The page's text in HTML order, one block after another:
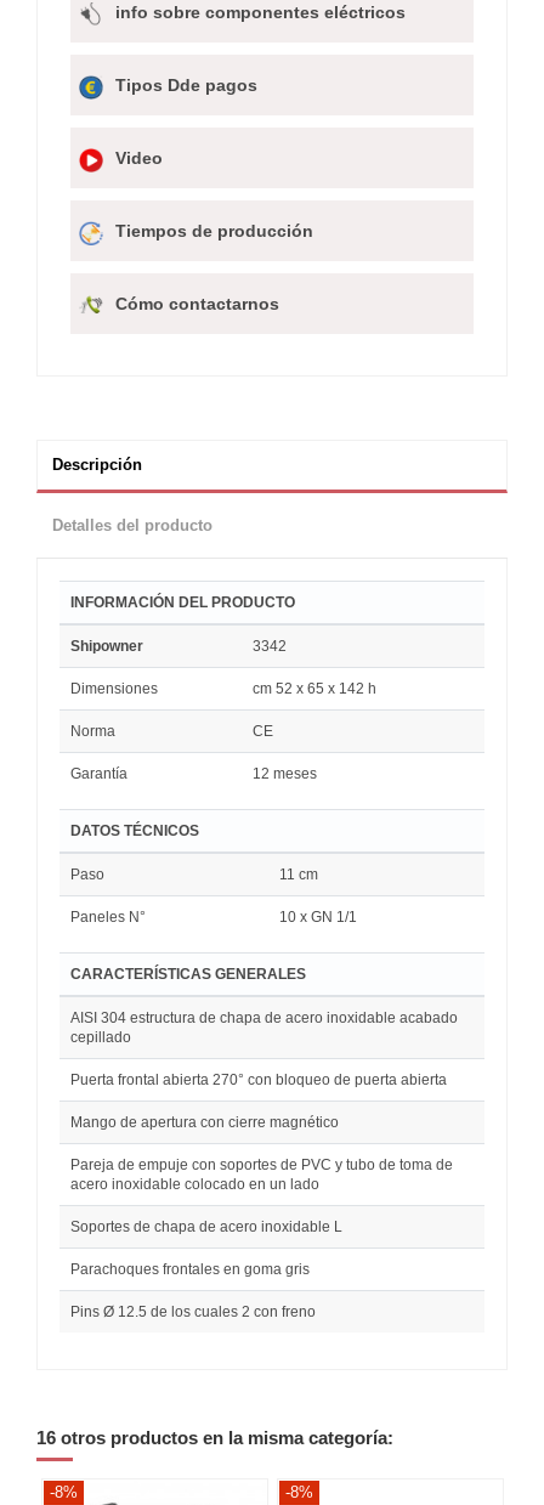
info sobre componentes eléctricos
Tipos Dde pagos
Video
Tiempos de producción
Cómo contactarnos
Descripción
Detalles del producto
INFORMACIÓN DEL PRODUCTO
Shipowner 3342
Dimensiones cm 52 x 65 x 142 h
Norma CE
Garantía 12 meses
DATOS TÉCNICOS
Paso 11 cm
Paneles N° 10 x GN 1/1
CARACTERÍSTICAS GENERALES
AISI 304 estructura de chapa de acero inoxidable acabado
cepillado
Puerta frontal abierta 270° con bloqueo de puerta abierta
Mango de apertura con cierre magnético
Pareja de empuje con soportes de PVC y tubo de toma de
acero inoxidable colocado en un lado
Soportes de chapa de acero inoxidable L
Parachoques frontales en goma gris
Pins Ø 12.5 de los cuales 2 con freno
16 otros productos en la misma categoría:
-8% -8%